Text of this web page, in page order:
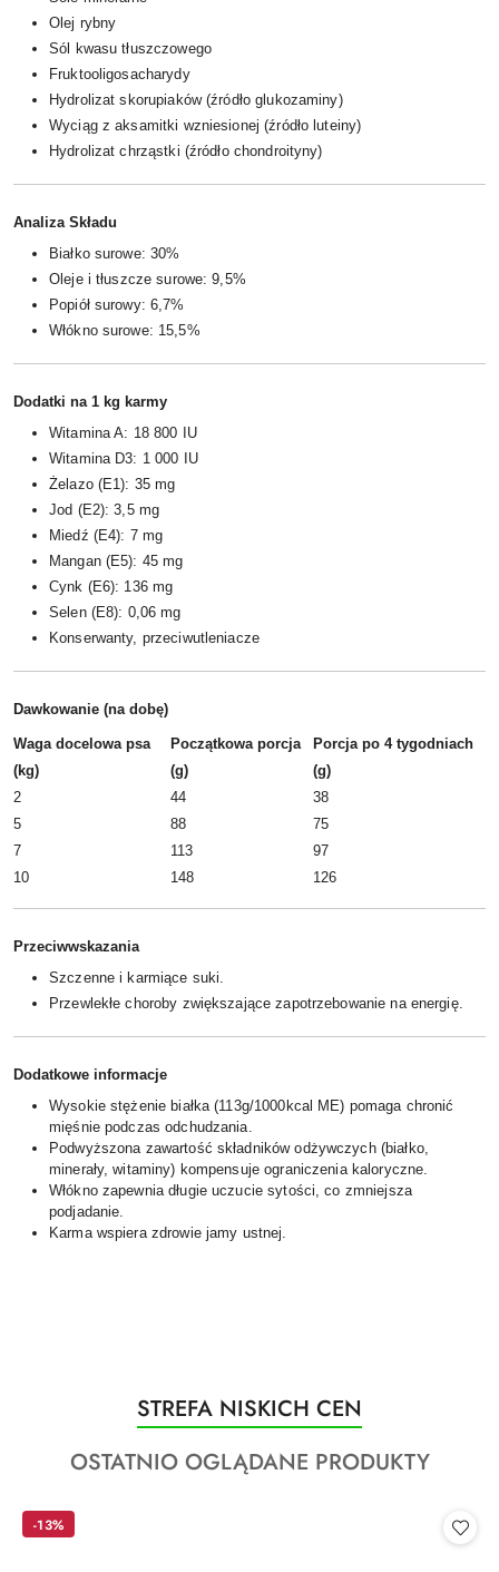
Olej rybny
Sól kwasu tłuszczowego
Fruktooligosacharydy
Hydrolizat skorupiaków (źródło glukozaminy)
Wyciąg z aksamitki wzniesionej (źródło luteiny)
Hydrolizat chrząstki (źródło chondroityny)
Analiza Składu
Białko surowe: 30%
Oleje i tłuszcze surowe: 9,5%
Popiół surowy: 6,7%
Włókno surowe: 15,5%
Dodatki na 1 kg karmy
Witamina A: 18 800 IU
Witamina D3: 1 000 IU
Żelazo (E1): 35 mg
Jod (E2): 3,5 mg
Miedź (E4): 7 mg
Mangan (E5): 45 mg
Cynk (E6): 136 mg
Selen (E8): 0,06 mg
Konserwanty, przeciwutleniacze
Dawkowanie (na dobę)
Waga docelowa psa
(kg)
Początkowa porcja
(g)
Porcja po 4 tygodniach
(g)
2
44
38
5
88
75
7
113
97
10
148 126
Przeciwwskazania
Szczenne i karmiące suki.
Przewlekłe choroby zwiększające zapotrzebowanie na energię.
Dodatkowe informacje
Wysokie stężenie białka (113g/1000kcal ME) pomaga chronić
mięśnie podczas odchudzania.
Podwyższona zawartość składników odżywczych (białko,
minerały, witaminy) kompensuje ograniczenia kaloryczne.
Włókno zapewnia długie uczucie sytości, co zmniejsza
podjadanie.
Karma wspiera zdrowie jamy ustnej.
Pomiń karuzelę produktów
Produkty
o
statusie:
STREFA NISKICH CEN
Produkty
statusie:
OSTATNIO OGLĄDANE PRODUKTY
-13%